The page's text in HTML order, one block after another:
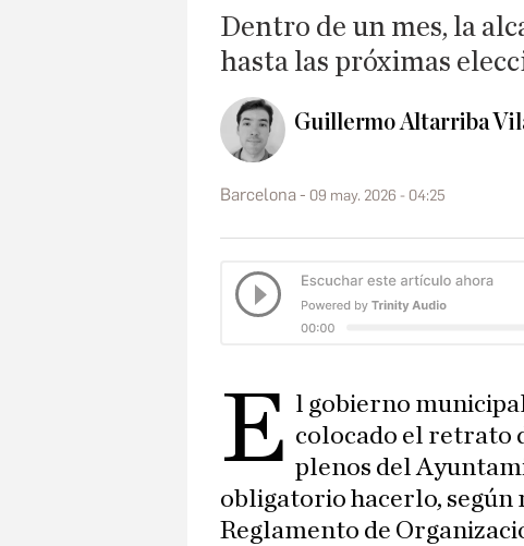
Dentro de un mes, la
hasta las próximas
Guillermo Altarriba
Barcelona 09 may. 2026 - 04:25
E l gobierno
colocado el retrato
plenos del
obligatorio hacerlo, según
Reglamento de